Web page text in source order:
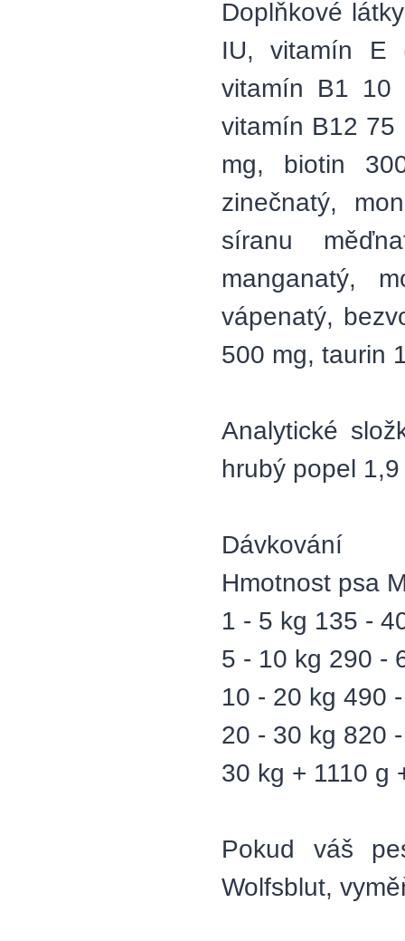
Doplňkové
IU, vitamín E
vitamín B1
vitamín B12 75
mg, biotin
zinečnatý,
síranu
manganatý,
vápenatý,
500 mg, taurin
Analytické
hrubý popel
Dávkování
Hmotnost psa
1 - 5 kg 135 -
5 - 10 kg 290 -
10 - 20 kg 490
20 - 30 kg 820
30 kg + 1110 g
Pokud váš
Wolfsblut,